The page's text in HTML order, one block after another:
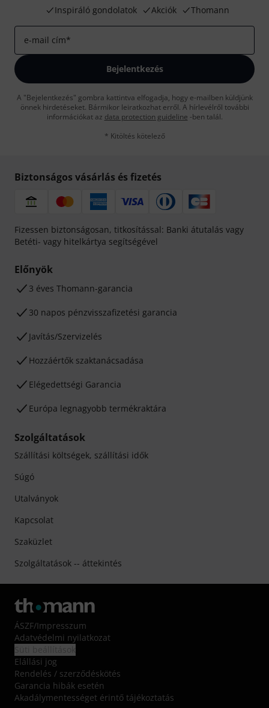
Inspiráló gondolatok
Akciók Thomann
e-mail cím*
Bejelentkezés
A "Bejelentkezés" gombra kattintva elfogadja, hogy e-mailben küldjünk
önnek hirdetéseket. Bármikor leiratkozhat erről. A hírlevélről további
információkat az data protection guideline -ben talál.
* Kitöltés kötelező
Biztonságos vásárlás és fizetés
Fizessen biztonságosan, titkosítással: Banki átutalás vagy
Betéti- vagy hitelkártya segítségével
Előnyök
3 éves Thomann-garancia
30 napos pénzvisszafizetési garancia
Javítás/Szervizelés
Hozzáértők szaktanácsadása
Elégedettségi Garancia
Európa legnagyobb termékraktára
Szolgáltatások
Szállítási költségek, szállítási idők
Súgó
Utalványok
Kapcsolat
Szaküzlet
Szolgáltatások -- áttekintés
ÁSZF/Impresszum
Adatvédelmi nyilatkozat
Elállási jog
Rendelés / szerződéskötés
Garancia hibák esetén
Akadálymentességet érintő tájékoztatás